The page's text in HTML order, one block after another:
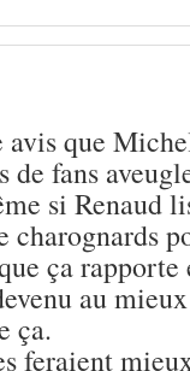
avis que
de fans
si Renaud
ça
au
ça.
feraient